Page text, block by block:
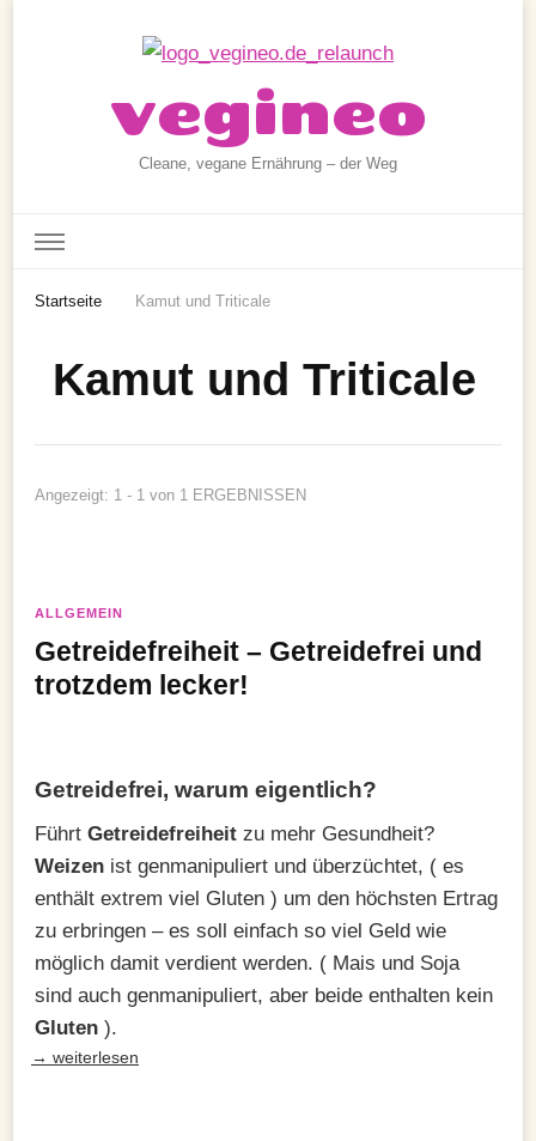
vegineo
Cleane, vegane Ernährung – der Weg
Startseite Kamut und Triticale
Kamut und Triticale
Angezeigt: 1 - 1 von 1 ERGEBNISSEN
ALLGEMEIN
Getreidefreiheit – Getreidefrei und
trotzdem lecker!
Getreidefrei, warum eigentlich?
Führt Getreidefreiheit zu mehr Gesundheit?
Weizen ist genmanipuliert und überzüchtet, ( es
enthält extrem viel Gluten ) um den höchsten Ertrag
zu erbringen – es soll einfach so viel Geld wie
möglich damit verdient werden. ( Mais und Soja
sind auch genmanipuliert, aber beide enthalten kein
Gluten ).
→ weiterlesen